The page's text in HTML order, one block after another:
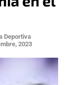
Deportiva
2023